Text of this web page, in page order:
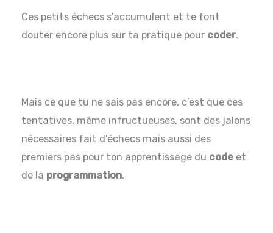
Ces petits échecs s’accumulent et te font
douter encore plus sur ta pratique pour coder.
Mais ce que tu ne sais pas encore, c’est que ces
tentatives, même infructueuses, sont des jalons
nécessaires fait d’échecs mais aussi des
premiers pas pour ton apprentissage du code et
de la programmation.